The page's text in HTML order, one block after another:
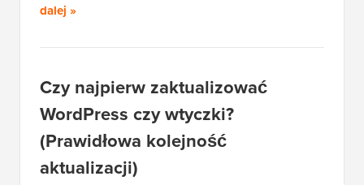
dalej »
Czy najpierw zaktualizować
WordPress czy wtyczki?
(Prawidłowa kolejność
aktualizacji)